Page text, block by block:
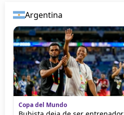
Argentina
Copa del Mundo